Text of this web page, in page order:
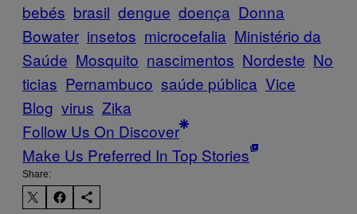
bebés brasil dengue doença Donna
Bowater insetos microcefalia Ministério da
Saúde Mosquito nascimentos Nordeste No
ticias Pernambuco saúde pública Vice
Blog virus Zika
Follow Us On Discover
Make Us Preferred In Top Stories
Share: